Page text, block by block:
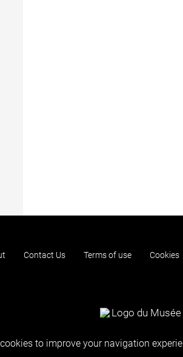
Contact Us Terms of use Cookies
to improve your navigation